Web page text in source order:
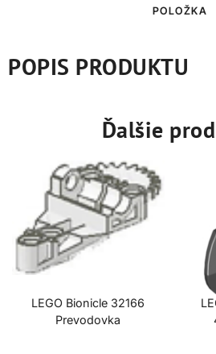
POLOŽKA
POPIS PRODUKTU
Ďalšie
LEGO Bionicle 32166
Prevodovka